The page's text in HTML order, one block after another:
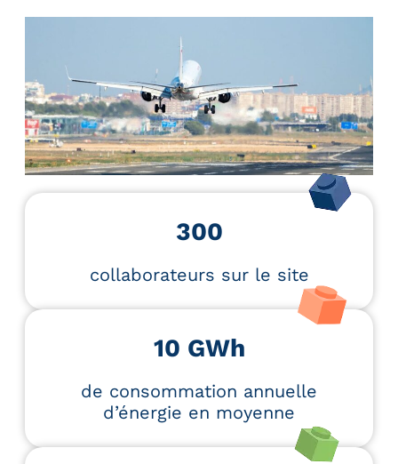
300
collaborateurs sur le site
10 GWh
de consommation annuelle
d’énergie en moyenne